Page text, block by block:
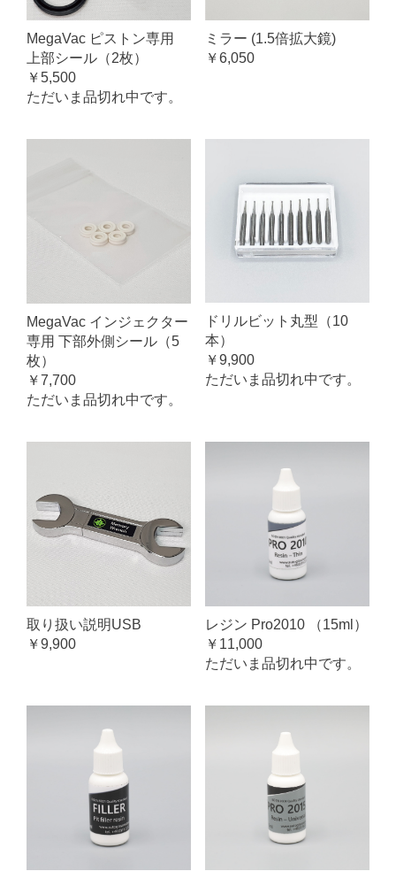
MegaVac ピストン専用
上部シール（2枚）
￥5,500
ただいま品切れ中です。
ミラー (1.5倍拡大鏡)
￥6,050
MegaVac インジェクター
専用 下部外側シール（5
枚）
￥7,700
ただいま品切れ中です。
ドリルビット丸型（10
本）
￥9,900
ただいま品切れ中です。
取り扱い説明USB
￥9,900
レジン Pro2010 （15ml）
￥11,000
ただいま品切れ中です。